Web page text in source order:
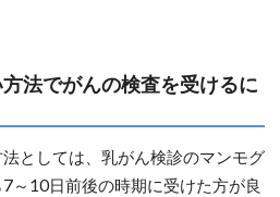
法でがんの検査を受けるに
としては、乳がん検診のマンモグ
～10日前後の時期に受けた方が良